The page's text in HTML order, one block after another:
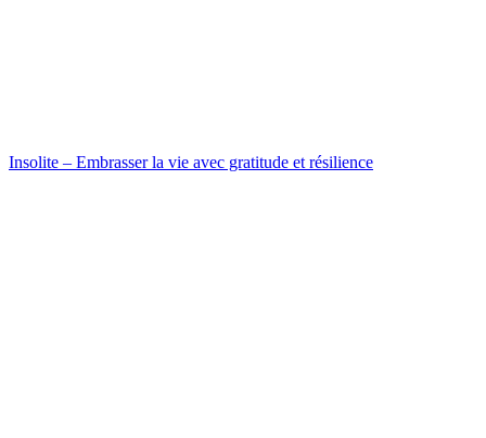
Insolite – Embrasser la vie avec gratitude et résilience